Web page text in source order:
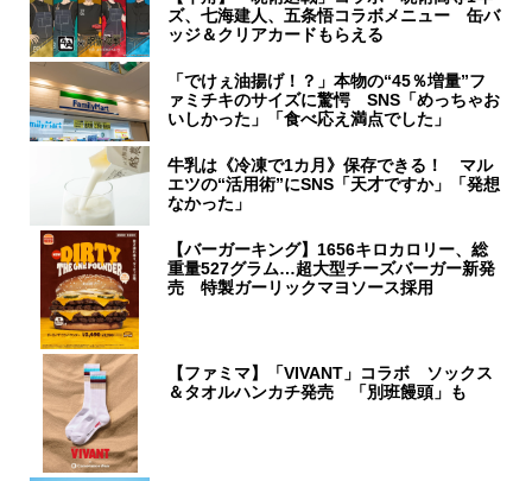
ズ、七海建人、五条悟コラボメニュー 缶バ
ッジ＆クリアカードもらえる
「でけぇ油揚げ！？」本物の“45％増量”フ
ァミチキのサイズに驚愕 SNS「めっちゃお
いしかった」「食べ応え満点でした」
牛乳は《冷凍で1カ月》保存できる！ マル
エツの“活用術”にSNS「天才ですか」「発想
なかった」
【バーガーキング】1656キロカロリー、総
重量527グラム…超大型チーズバーガー新発
売 特製ガーリックマヨソース採用
【ファミマ】「VIVANT」コラボ ソックス
＆タオルハンカチ発売 「別班饅頭」も